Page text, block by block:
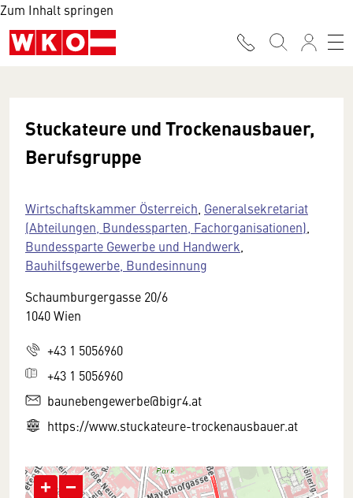
Zum Inhalt springen
+ −
Stuckateure und Trockenausbauer,
Berufsgruppe
Wirtschaftskammer Österreich Generalsekretariat
(Abteilungen, Bundessparten, Fachorganisationen)
Bundessparte Gewerbe und Handwerk
Bauhilfsgewerbe, Bundesinnung
Schaumburgergasse 20/6
1040 Wien
+43 1 5056960
+43 1 5056960
baunebengewerbe@bigr4.at
https://www.stuckateure-trockenausbauer.at